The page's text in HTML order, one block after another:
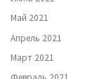
Май 2021
Апрель 2021
Март 2021